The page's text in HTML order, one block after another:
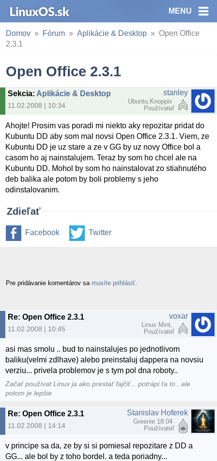
MENU
Domov Fórum Aplikácie & Desktop
Open Office
2.3.1
Open Office 2.3.1
Sekcia: Aplikácie & Desktop
11.02.2008 | 10:34
stanley
Ubuntu,Knoppix
Používateľ
Ahojte! Prosim vas poradi mi niekto aky repozitar pridat do
Kubuntu DD aby som mal novsi Open Office 2.3.1. Viem, ze
Kubuntu DD je uz stare a ze v GG by uz novy Office bol a
casom ho aj nainstalujem. Teraz by som ho chcel ale na
Kubuntu DD. Mohol by som ho nainstalovat zo stiahnutého
deb balika ale potom by boli problemy s jeho
odinstalovanim.
Zdieľať
Facebook Twitter
Pre pridávanie komentárov sa musíte prihlásiť
Re: Open Office 2.3.1
11.02.2008 | 10:45
voxar
Linux Mint,
Používateľ
asi mas smolu .. bud to nainstalujes po jednotlivom
baliku(velmi zdlhave) alebo preinstaluj dappera na novsiu
verziu... privela problemov je s tym pol dna roboty..
Začať používat Linux ja ako prestať fajčiť... potrápi ťa to , ale
potom je lepšie
Re: Open Office 2.3.1
11.02.2008 | 14:14
Stanislav Hoferek
Greenie 18.04
Používateľ
v principe sa da, ze by si si pomiesal repozitare z DD a
GG... ale bol by z toho bordel. a teda poriadny...